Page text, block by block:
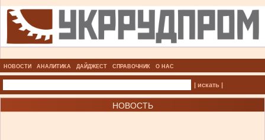
НОВОСТИ АНАЛИТИКА ДАЙДЖЕСТ СПРАВОЧНИК О НАС
| искать |
НОВОСТЬ